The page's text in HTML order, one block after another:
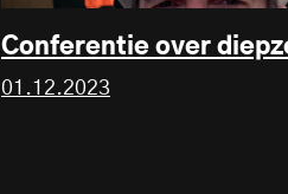
Conferentie over
01.12.2023